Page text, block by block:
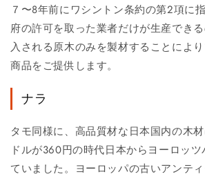
７〜8年前にワシントン条約の第2項に
府の許可を取った業者だけが生産でき
入される原木のみを製材することによ
商品をご提供します。
ナラ
タモ同様に、高品質材な日本国内の木
ドルが360円の時代日本からヨーロッ
ていました。ヨーロッパの古いアンテ